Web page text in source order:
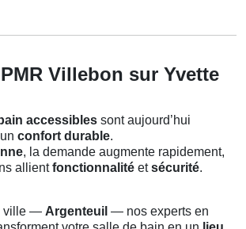
Villebon sur Yvette
accessibles sont aujourd’hui
confort durable.
, la demande augmente rapidement,
allientfonctionnalité etsécurité.
ville — Argenteuil — nos experts en